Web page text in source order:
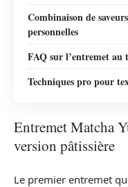
Combinaison de
personnelles
FAQ sur l’entremet au
Techniques pro pour
Entremet Matcha
version pâtissière
Le premier entremet